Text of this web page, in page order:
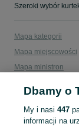
Mapa kategorii
Mapa miejscowości
Mapa ministron
Dbamy o
My i nasi447
informacji na